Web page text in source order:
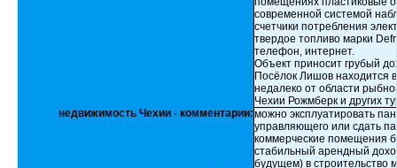
современной системой
счетчики потребления
твердое топливо марки
телефон, интернет.
Объект приносит грубый
Посёлок Лишов находится
недалеко от области
Чехии Рожмберк и других
недвижимость Чехии - комментарии:можно эксплуатировать
управляющего или сдать
коммерческие помещения
стабильный арендный
будущем) в строительство